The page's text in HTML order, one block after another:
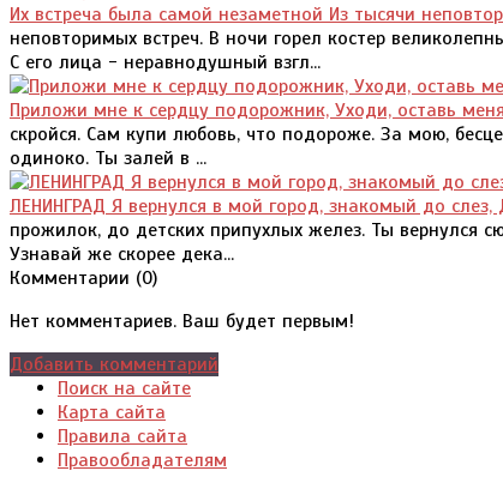
Их встреча была самой незаметной Из тысячи
неповторимых встреч. В ночи горел костер
С его лица - неравнодушный взгл...
Приложи мне к сердцу подорожник, Уходи, оставь
скройся. Сам купи любовь, что подороже. За мою,
одиноко. Ты залей в ...
ЛЕНИНГРАД Я вернулся в мой город, знакомый до
прожилок, до детских припухлых желез. Ты вернулся
Узнавай же скорее дека...
Комментарии (0)
Нет комментариев. Ваш будет первым!
Добавить комментарий
Поиск на сайте
Карта сайта
Правила сайта
Правообладателям